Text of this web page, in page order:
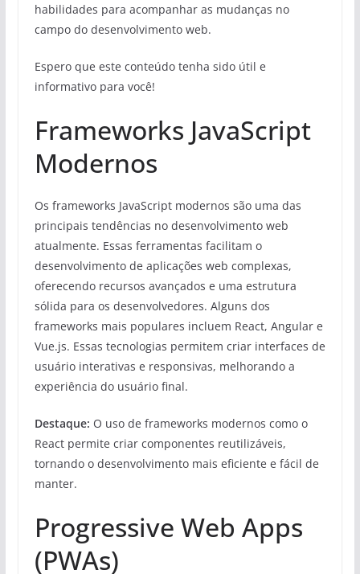
habilidades para acompanhar as mudanças no
campo do desenvolvimento web.
Espero que este conteúdo tenha sido útil e
informativo para você!
Frameworks JavaScript
Modernos
Os frameworks JavaScript modernos são uma das
principais tendências no desenvolvimento web
atualmente. Essas ferramentas facilitam o
desenvolvimento de aplicações web complexas,
oferecendo recursos avançados e uma estrutura
sólida para os desenvolvedores. Alguns dos
frameworks mais populares incluem React, Angular e
Vue.js. Essas tecnologias permitem criar interfaces de
usuário interativas e responsivas, melhorando a
experiência do usuário final.
Destaque: O uso de frameworks modernos como o
React permite criar componentes reutilizáveis,
tornando o desenvolvimento mais eficiente e fácil de
manter.
Progressive Web Apps
(PWAs)